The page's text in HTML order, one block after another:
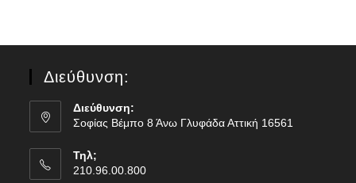
Διεύθυνση:
Διεύθυνση:
Σοφίας Βέμπο 8 Άνω Γλυφάδα Αττική 16561
Τηλ;
210.96.00.800